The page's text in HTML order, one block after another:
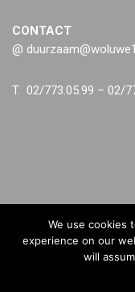
CONTACT
@
T. 02/773.05.99 – 02/
@ Dienst
We use cookies
experience on our
will